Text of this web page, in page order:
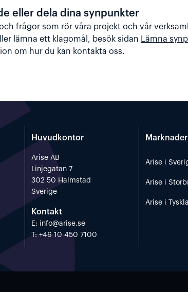
eller dela dina synpunkter
frågor som rör våra projekt och vår
lämna ett klagomål, besök sidan Lämna
om hur du kan kontakta oss.
Huvudkontor
Arise AB
Linjegatan 7
302 50 Halmstad
Sverige
Kontakt
E: info@arise.se
T: +46 10 450 7100
Marknader
Arise i
Arise i
Arise i